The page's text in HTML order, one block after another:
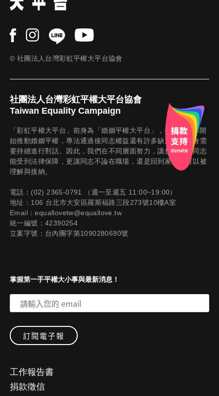
© 社團法人台灣彩虹平權大平台協會
社團法人台灣彩虹平權大平台協會
Taiwan Equality Campaign
「彩虹平權大平台」前身為「婚姻平權大平台」，從 2016 年開
始推動婚姻平權，專法通過後同志權益還有許多缺漏，且社會需
要持續進行對話。因此，我們在不同層面努力，讓想成家的同志
能受到法律保障，更讓同志不論在職場，還是回到家鄉，可以被
理解與接納。
電話：(02) 2365-0791 （週一至週五 11:00~19:00）
地址：106 台北市大安區羅斯福路三段273號10樓A室
Email：equallovetw@equallove.tw
統一編號：42390254
立案字號：台內團字第1090280690號
掌握第一手平權大小事與最新消息！
工作報告書
捐款徵信